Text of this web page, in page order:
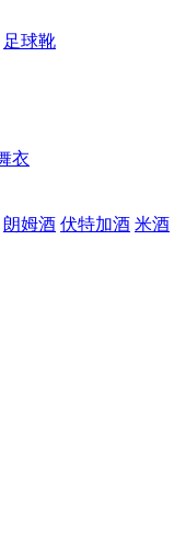
足球靴
朗姆酒 伏特加酒 米酒